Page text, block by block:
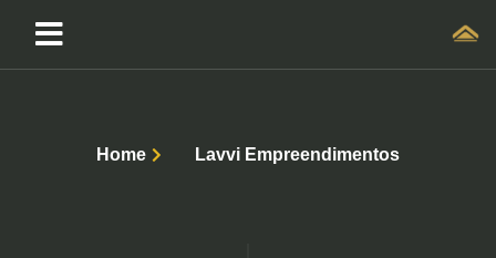
Home Lavvi Empreendimentos